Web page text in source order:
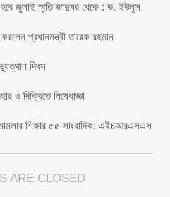
হবে জুলাই স্মৃতি জাদুঘর থেকে : ড. ইউনূস
প্রধানমন্ত্রী তারেক রহমান
দিবস
ও বিক্রিতে নিষেধাজ্ঞা
মামলার শিকার ৫৫ সাংবাদিক: এইচআরএসএস
ARE CLOSED